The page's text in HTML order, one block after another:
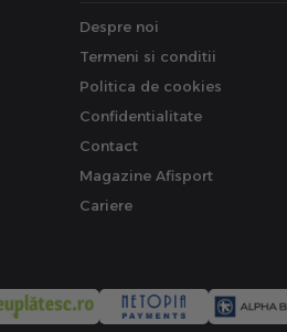
Despre noi
Termeni si conditii
Politica de cookies
Confidentialitate
Contact
Magazine Afisport
Cariere